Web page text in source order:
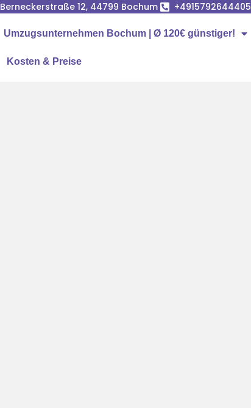
Berneckerstraße 12, 44799 Bochum +4915792644405
Umzugsunternehmen Bochum | Ø 120€ günstiger!
Kosten & Preise